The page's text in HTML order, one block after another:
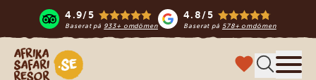
4.9/5
Baserat på 933+ omdömen
4.8/5
Baserat på 578+ omdömen
Safari-resor i Afrika